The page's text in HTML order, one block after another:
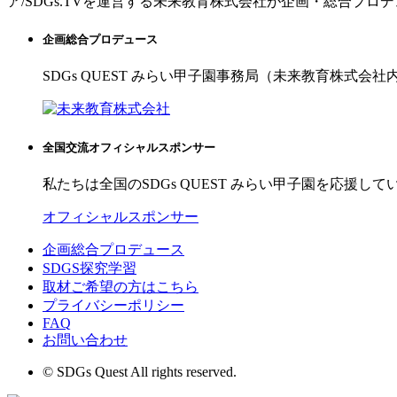
企画総合プロデュース
SDGs QUEST みらい甲子園事務局（未来教育株式会社内
全国交流オフィシャルスポンサー
私たちは全国のSDGs QUEST みらい甲子園を応援して
オフィシャルスポンサー
企画総合プロデュース
SDGS探究学習
取材ご希望の方はこちら
プライバシーポリシー
FAQ
お問い合わせ
© SDGs Quest All rights reserved.